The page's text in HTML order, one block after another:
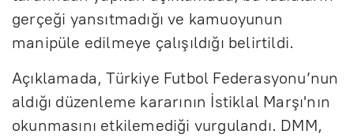
gerçeği yansıtmadığı ve kamuoyunun
manipüle edilmeye çalışıldığı belirtildi.
Açıklamada, Türkiye Futbol Federasyonu’nun
aldığı düzenleme kararının İstiklal Marşı'nın
okunmasını etkilemediği vurgulandı. DMM,